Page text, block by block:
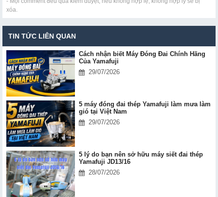
xóa.
TIN TỨC LIÊN QUAN
Cách nhận biết Máy Đóng Đai Chính Hãng
Của Yamafuji
29/07/2026
5 máy đóng đai thép Yamafuji làm mưa làm
gió tại Việt Nam
29/07/2026
5 lý do bạn nên sở hữu máy siết đai thép
Yamafuji JD13/16
28/07/2026